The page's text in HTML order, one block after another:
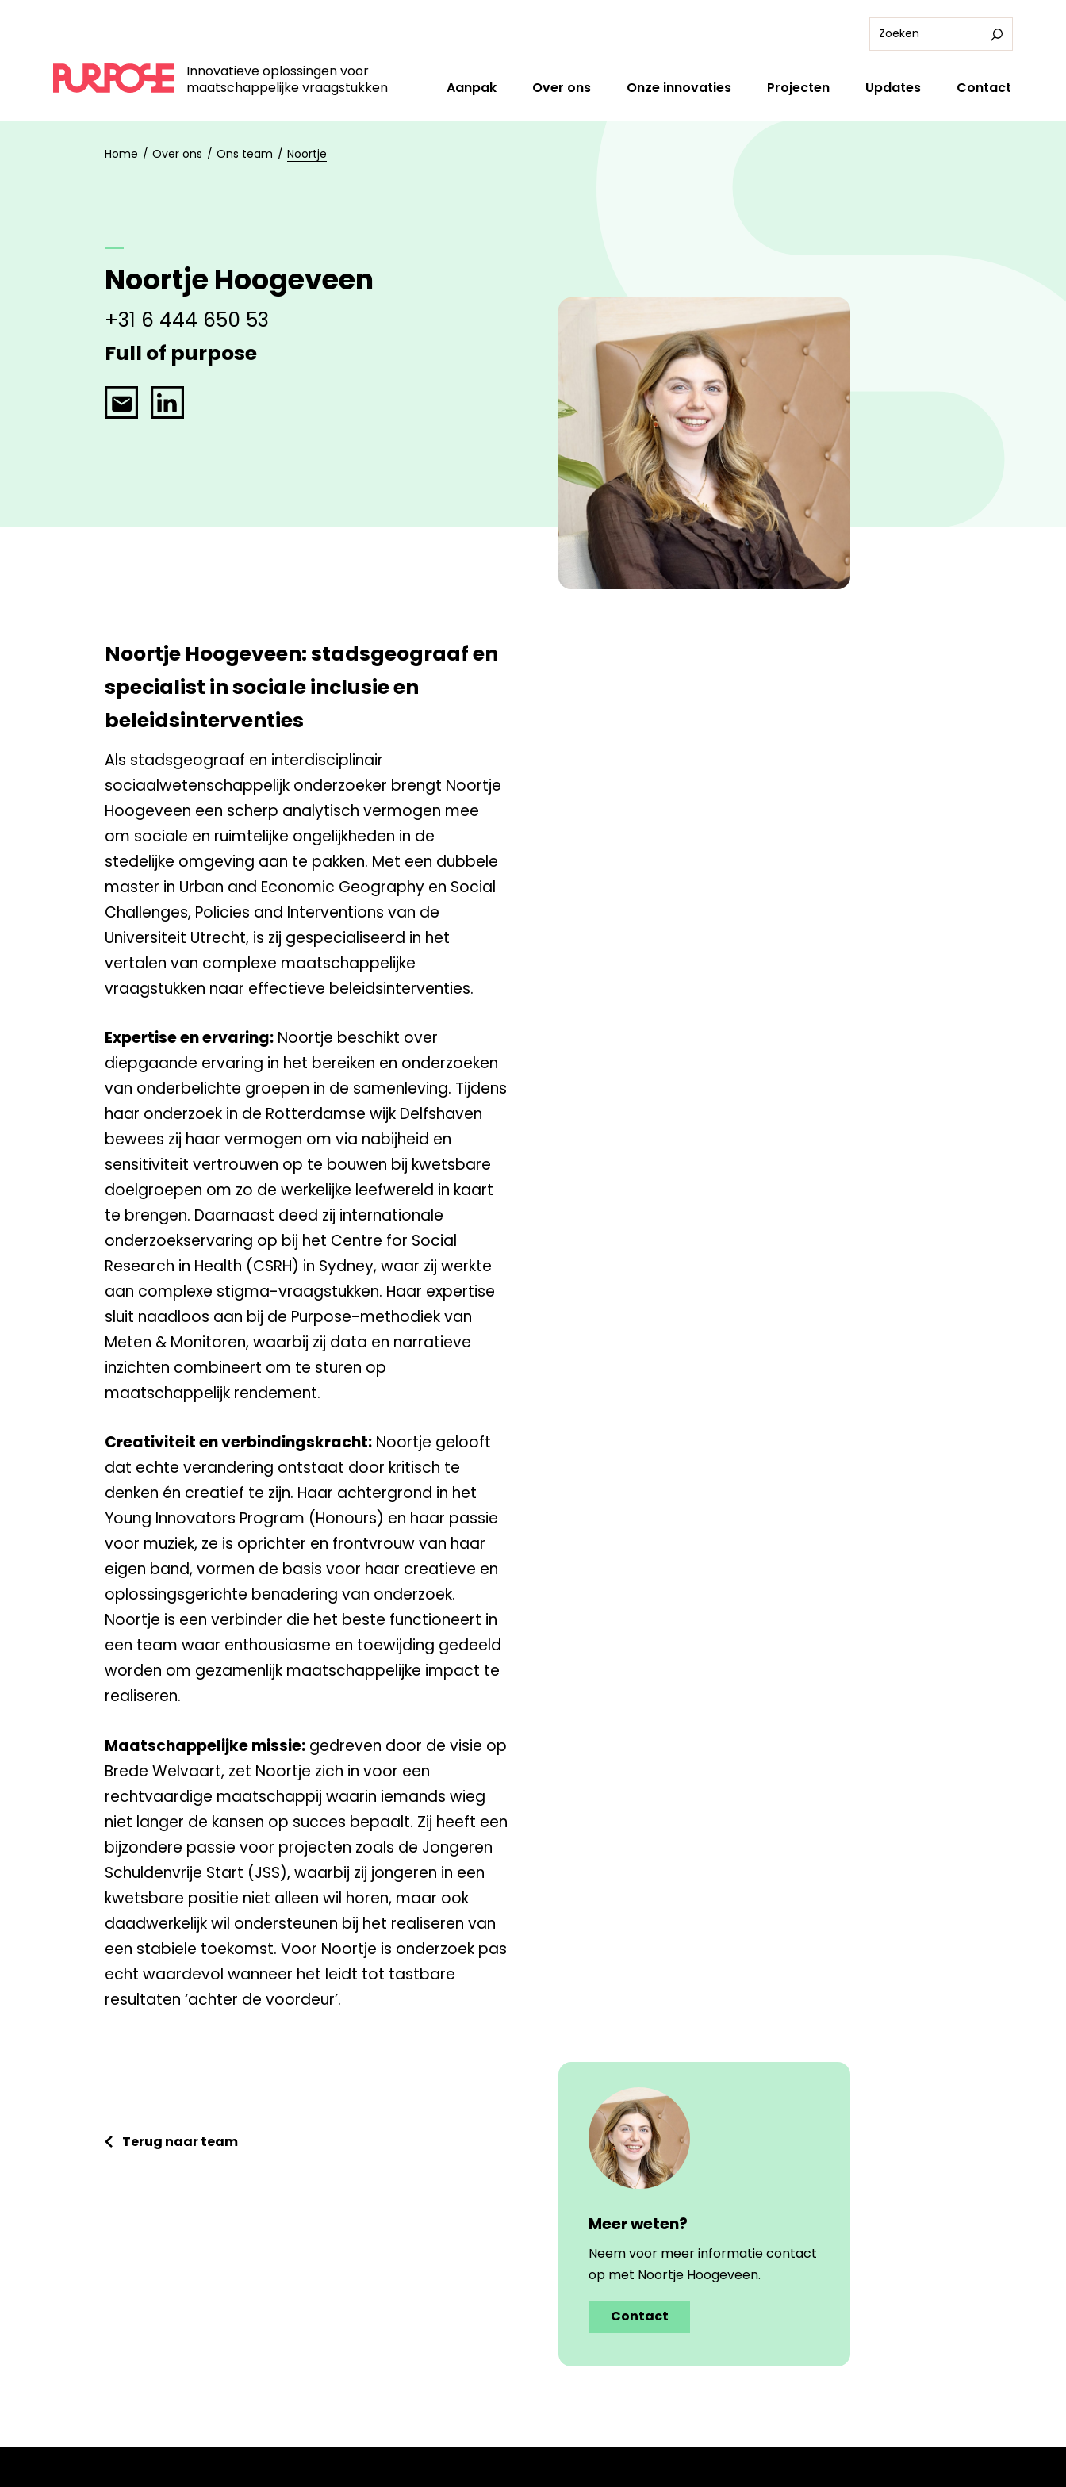
Innovatieve oplossingen voor
maatschappelijke vraagstukken
Aanpak Over ons Onze innovaties Projecten Updates Contact
Home Over ons Ons team Noortje
Noortje Hoogeveen
+31 6 444 650 53
Full of purpose
Email
Noortje Hoogeveen: stadsgeograaf en
specialist in sociale inclusie en
beleidsinterventies
Als stadsgeograaf en interdisciplinair
sociaalwetenschappelijk onderzoeker brengt Noortje
Hoogeveen een scherp analytisch vermogen mee
om sociale en ruimtelijke ongelijkheden in de
stedelijke omgeving aan te pakken. Met een dubbele
master in Urban and Economic Geography en Social
Challenges, Policies and Interventions van de
Universiteit Utrecht, is zij gespecialiseerd in het
vertalen van complexe maatschappelijke
vraagstukken naar effectieve beleidsinterventies.
Expertise en ervaring: Noortje beschikt over
diepgaande ervaring in het bereiken en onderzoeken
van onderbelichte groepen in de samenleving. Tijdens
haar onderzoek in de Rotterdamse wijk Delfshaven
bewees zij haar vermogen om via nabijheid en
sensitiviteit vertrouwen op te bouwen bij kwetsbare
doelgroepen om zo de werkelijke leefwereld in kaart
te brengen. Daarnaast deed zij internationale
onderzoekservaring op bij het Centre for Social
Research in Health (CSRH) in Sydney, waar zij werkte
aan complexe stigma-vraagstukken. Haar expertise
sluit naadloos aan bij de Purpose-methodiek van
Meten & Monitoren, waarbij zij data en narratieve
inzichten combineert om te sturen op
maatschappelijk rendement.
Creativiteit en verbindingskracht: Noortje gelooft
dat echte verandering ontstaat door kritisch te
denken én creatief te zijn. Haar achtergrond in het
Young Innovators Program (Honours) en haar passie
voor muziek, ze is oprichter en frontvrouw van haar
eigen band, vormen de basis voor haar creatieve en
oplossingsgerichte benadering van onderzoek.
Noortje is een verbinder die het beste functioneert in
een team waar enthousiasme en toewijding gedeeld
worden om gezamenlijk maatschappelijke impact te
realiseren.
Maatschappelijke missie: gedreven door de visie op
Brede Welvaart, zet Noortje zich in voor een
rechtvaardige maatschappij waarin iemands wieg
niet langer de kansen op succes bepaalt. Zij heeft een
bijzondere passie voor projecten zoals de Jongeren
Schuldenvrije Start (JSS), waarbij zij jongeren in een
kwetsbare positie niet alleen wil horen, maar ook
daadwerkelijk wil ondersteunen bij het realiseren van
een stabiele toekomst. Voor Noortje is onderzoek pas
echt waardevol wanneer het leidt tot tastbare
resultaten ‘achter de voordeur’.
Meer weten?
Neem voor meer informatie contact
op met Noortje Hoogeveen.
Contact
Terug naar team